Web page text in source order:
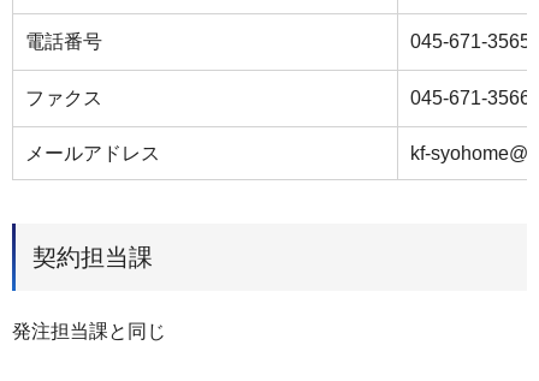
電話番号 045-671-3565
ファクス 045-671-3566
メールアドレス kf-
契約担当課
発注担当課と同じ